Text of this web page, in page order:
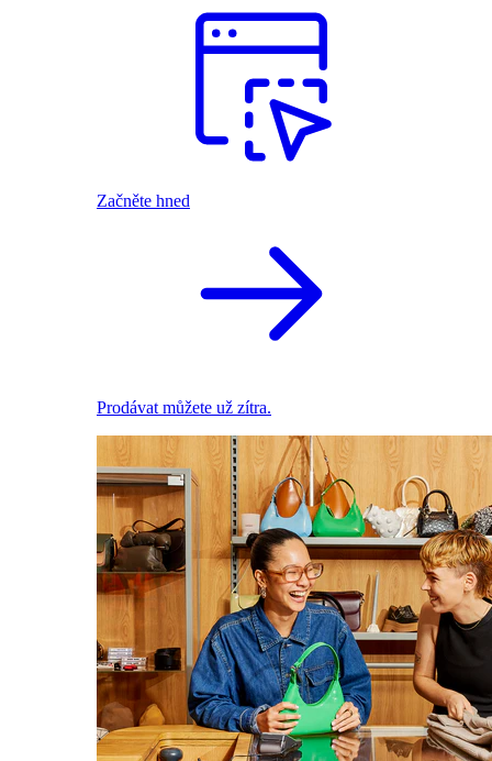
Začněte hned
Prodávat můžete už zítra.